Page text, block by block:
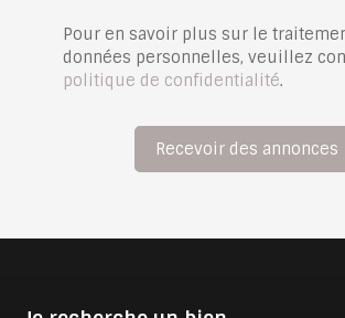
Pour en savoir plus sur le
données personnelles, veuillez
politique de confidentialité.
Recevoir des annonces